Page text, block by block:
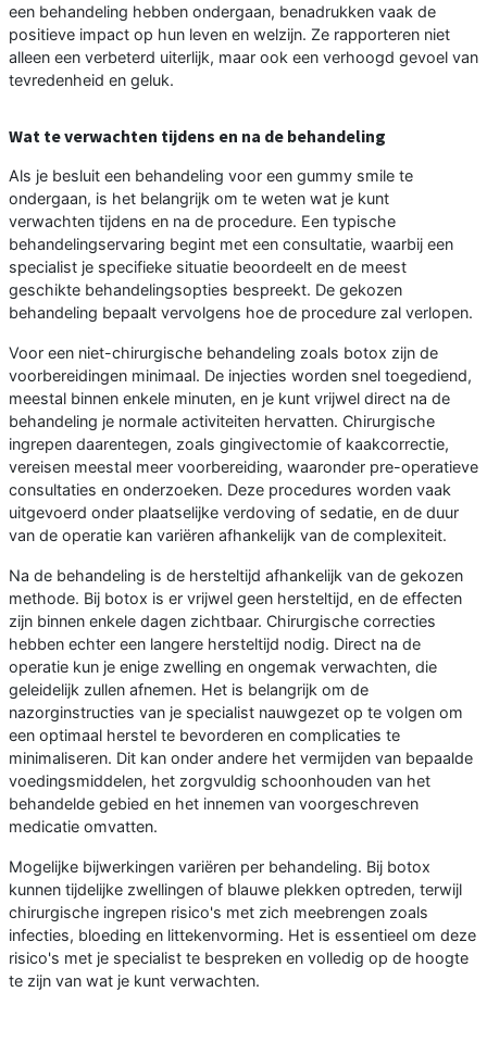
een behandeling hebben ondergaan, benadrukken vaak de
positieve impact op hun leven en welzijn. Ze rapporteren niet
alleen een verbeterd uiterlijk, maar ook een verhoogd gevoel van
tevredenheid en geluk.
Wat te verwachten tijdens en na de behandeling
Als je besluit een behandeling voor een gummy smile te
ondergaan, is het belangrijk om te weten wat je kunt
verwachten tijdens en na de procedure. Een typische
behandelingservaring begint met een consultatie, waarbij een
specialist je specifieke situatie beoordeelt en de meest
geschikte behandelingsopties bespreekt. De gekozen
behandeling bepaalt vervolgens hoe de procedure zal verlopen.
Voor een niet-chirurgische behandeling zoals botox zijn de
voorbereidingen minimaal. De injecties worden snel toegediend,
meestal binnen enkele minuten, en je kunt vrijwel direct na de
behandeling je normale activiteiten hervatten. Chirurgische
ingrepen daarentegen, zoals gingivectomie of kaakcorrectie,
vereisen meestal meer voorbereiding, waaronder pre-operatieve
consultaties en onderzoeken. Deze procedures worden vaak
uitgevoerd onder plaatselijke verdoving of sedatie, en de duur
van de operatie kan variëren afhankelijk van de complexiteit.
Na de behandeling is de hersteltijd afhankelijk van de gekozen
methode. Bij botox is er vrijwel geen hersteltijd, en de effecten
zijn binnen enkele dagen zichtbaar. Chirurgische correcties
hebben echter een langere hersteltijd nodig. Direct na de
operatie kun je enige zwelling en ongemak verwachten, die
geleidelijk zullen afnemen. Het is belangrijk om de
nazorginstructies van je specialist nauwgezet op te volgen om
een optimaal herstel te bevorderen en complicaties te
minimaliseren. Dit kan onder andere het vermijden van bepaalde
voedingsmiddelen, het zorgvuldig schoonhouden van het
behandelde gebied en het innemen van voorgeschreven
medicatie omvatten.
Mogelijke bijwerkingen variëren per behandeling. Bij botox
kunnen tijdelijke zwellingen of blauwe plekken optreden, terwijl
chirurgische ingrepen risico's met zich meebrengen zoals
infecties, bloeding en littekenvorming. Het is essentieel om deze
risico's met je specialist te bespreken en volledig op de hoogte
te zijn van wat je kunt verwachten.